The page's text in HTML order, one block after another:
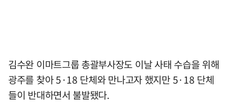
김수완 이마트그룹 총괄부사장도 이날 사태 수습을 위해
광주를 찾아 5·18 단체와 만나고자 했지만 5·18 단체
들이 반대하면서 불발됐다.